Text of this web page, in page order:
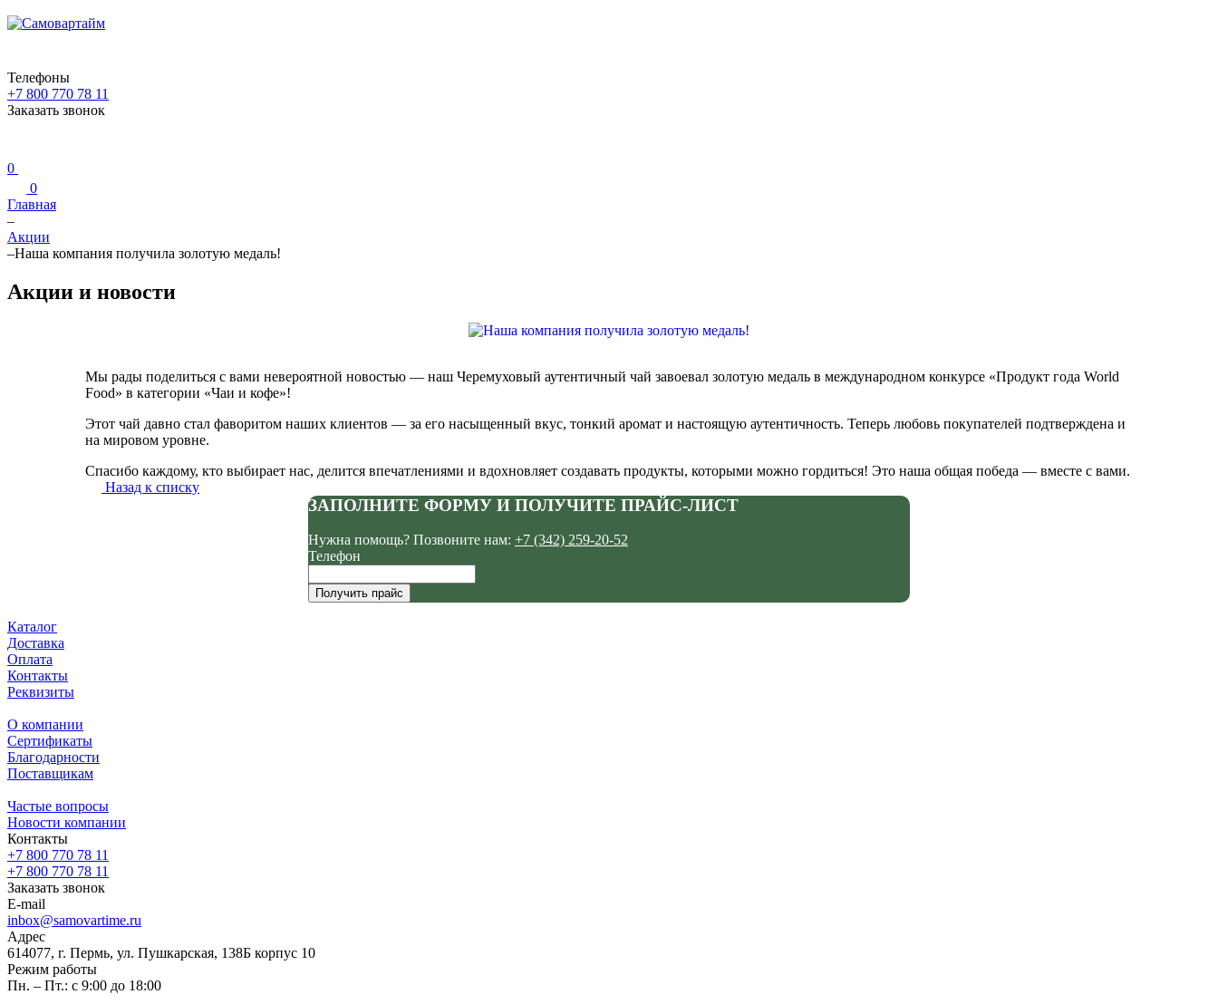
Телефоны
+7 800 770 78 11
Заказать звонок
0
0
Главная
–
Акции
–Наша компания получила золотую медаль!
Акции и новости
Мы рады поделиться с вами невероятной новостью — наш Черемуховый аутентичный чай завоевал золотую медаль в международном конкурсе «Продукт года World
Food» в категории «Чаи и кофе»!
Этот чай давно стал фаворитом наших клиентов — за его насыщенный вкус, тонкий аромат и настоящую аутентичность. Теперь любовь покупателей подтверждена и
на мировом уровне.
Спасибо каждому, кто выбирает нас, делится впечатлениями и вдохновляет создавать продукты, которыми можно гордиться! Это наша общая победа — вместе с вами.
Назад к списку
ЗАПОЛНИТЕ ФОРМУ И ПОЛУЧИТЕ ПРАЙС-ЛИСТ
Нужна помощь? Позвоните нам: +7 (342) 259-20-52
Телефон
Каталог
Доставка
Оплата
Контакты
Реквизиты
О компании
Сертификаты
Благодарности
Поставщикам
Частые вопросы
Новости компании
Контакты
+7 800 770 78 11
+7 800 770 78 11
Заказать звонок
E-mail
inbox@samovartime.ru
Адрес
614077, г. Пермь, ул. Пушкарская, 138Б корпус 10
Режим работы
Пн. – Пт.: с 9:00 до 18:00